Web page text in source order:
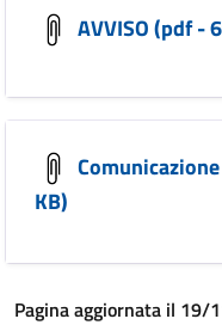
AVVISO (pdf -
KB)
Pagina aggiornata il 19/